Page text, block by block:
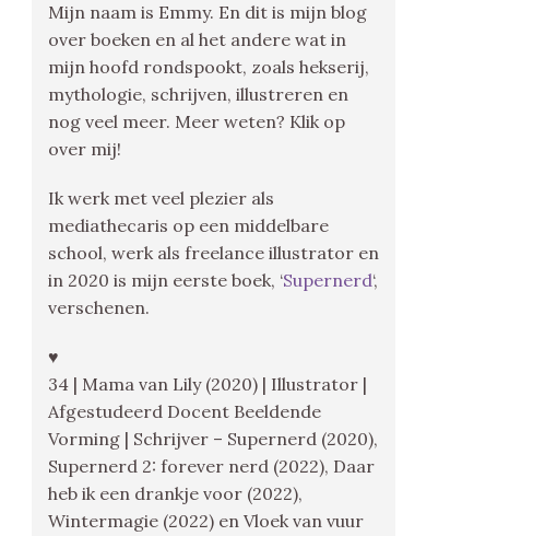
Mijn naam is Emmy. En dit is mijn blog
over boeken en al het andere wat in
mijn hoofd rondspookt, zoals hekserij,
mythologie, schrijven, illustreren en
nog veel meer. Meer weten? Klik op
over mij!
Ik werk met veel plezier als
mediathecaris op een middelbare
school, werk als freelance illustrator en
in 2020 is mijn eerste boek, ‘Supernerd‘,
verschenen.
♥
34 | Mama van Lily (2020) | Illustrator |
Afgestudeerd Docent Beeldende
Vorming | Schrijver – Supernerd (2020),
Supernerd 2: forever nerd (2022), Daar
heb ik een drankje voor (2022),
Wintermagie (2022) en Vloek van vuur